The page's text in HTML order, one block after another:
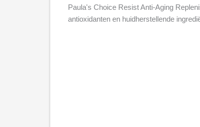
Paula's Choice Resist Anti-Aging
antioxidanten en huidherstellende